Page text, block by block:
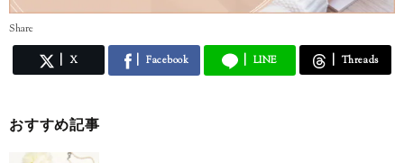
Share
X Facebook LINE Threads
おすすめ記事